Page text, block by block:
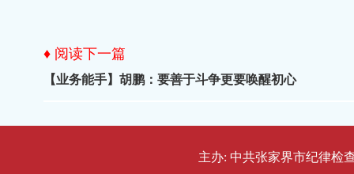
♦ 阅读下一篇
【业务能手】胡鹏：要善于斗争更要唤醒初心
主办: 中共张家界市纪律检